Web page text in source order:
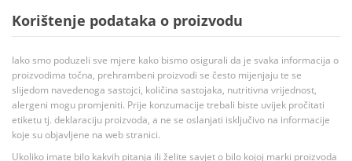
Korištenje podataka o proizvodu
Iako smo poduzeli sve mjere kako bismo osigurali da je svaka informacija o
proizvodima točna, prehrambeni proizvodi se često mijenjaju te se
slijedom navedenoga sastojci, količina sastojaka, nutritivna vrijednost,
alergeni mogu promjeniti. Prije konzumacije trebali biste uvijek pročitati
etiketu tj. deklaraciju proizvoda, a ne se oslanjati isključivo na informacije
koje su objavljene na web stranici.
Ukoliko imate bilo kakvih pitanja ili želite savjet o bilo kojoj marki proizvoda